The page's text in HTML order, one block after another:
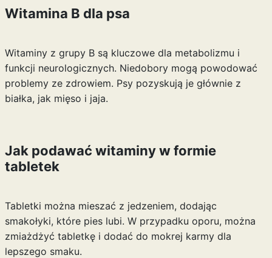
Witamina B dla psa
Witaminy z grupy B są kluczowe dla metabolizmu i
funkcji neurologicznych. Niedobory mogą powodować
problemy ze zdrowiem. Psy pozyskują je głównie z
białka, jak mięso i jaja.
Jak podawać witaminy w formie
tabletek
Tabletki można mieszać z jedzeniem, dodając
smakołyki, które pies lubi. W przypadku oporu, można
zmiażdżyć tabletkę i dodać do mokrej karmy dla
lepszego smaku.